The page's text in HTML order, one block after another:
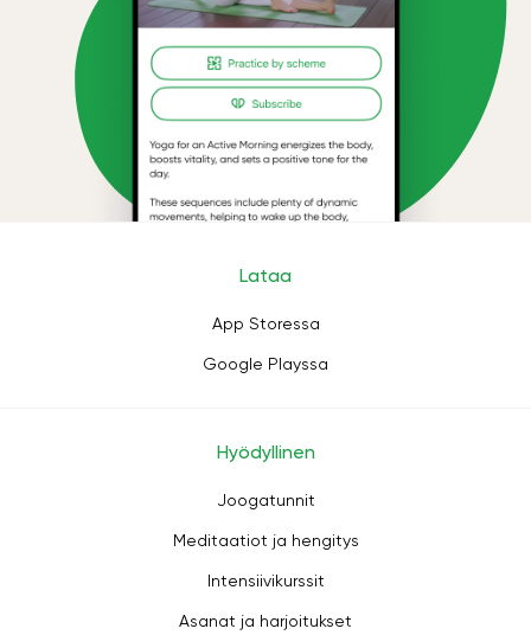
Lataa
App Storessa
Google Playssa
Hyödyllinen
Joogatunnit
Meditaatiot ja hengitys
Intensiivikurssit
Asanat ja harjoitukset